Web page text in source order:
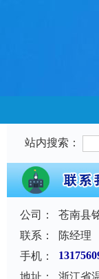
站内搜索：
公司：
苍南县
联系：
陈经理
手机：